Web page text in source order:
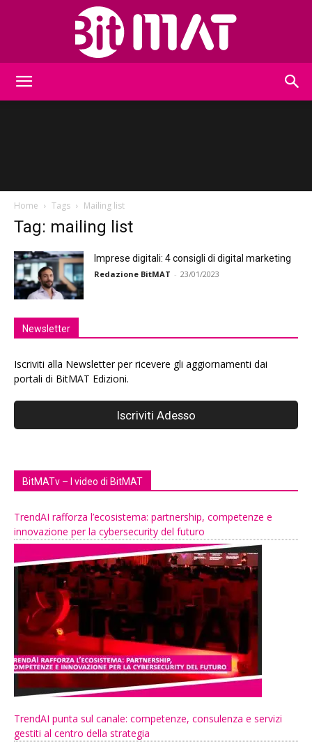
Home Tags Mailing list
Tag: mailing list
Imprese digitali: 4 consigli di digital marketing
Redazione BitMAT - 23/01/2023
Newsletter
Iscriviti alla Newsletter per ricevere gli aggiornamenti dai
portali di BitMAT Edizioni.
BitMATv – I video di BitMAT
TrendAI rafforza l’ecosistema: partnership, competenze e
innovazione per la cybersecurity del futuro
TrendAI punta sul canale: competenze, consulenza e servizi
gestiti al centro della strategia